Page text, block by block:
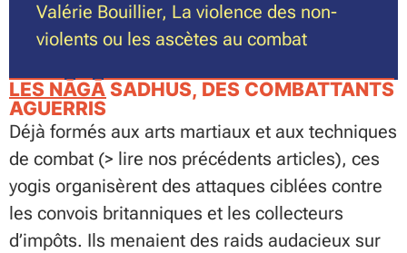
Valérie Bouillier, La violence des non-
violents ou les ascètes au combat
LES NĀGĀ SADHUS, DES COMBATTANTS
AGUERRIS
Déjà formés aux arts martiaux et aux techniques
de combat (> lire nos précédents articles), ces
yogis organisèrent des attaques ciblées contre
les convois britanniques et les collecteurs
d’impôts. Ils menaient des raids audacieux sur